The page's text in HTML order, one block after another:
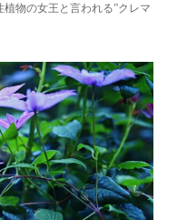
物の女王と言われる”クレマ